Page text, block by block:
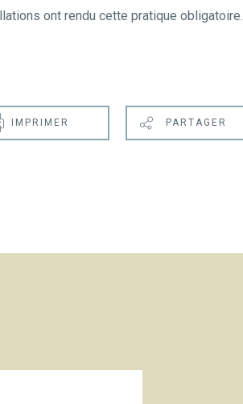
ont rendu cette pratique obligatoire.
IMPRIMER PARTAGER